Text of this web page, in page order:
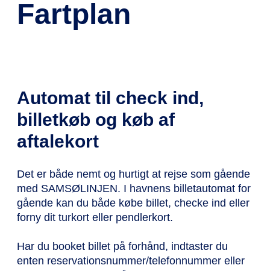
Fartplan
Automat til check ind,
billetkøb og køb af
aftalekort
Det er både nemt og hurtigt at rejse som gående
med SAMSØLINJEN. I havnens billetautomat for
gående kan du både købe billet, checke ind eller
forny dit turkort eller pendlerkort.
Har du booket billet på forhånd, indtaster du
enten reservationsnummer/telefonnummer eller